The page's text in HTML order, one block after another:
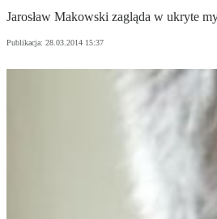
Jarosław Makowski zagląda w ukryte
Publikacja: 28.03.2014 15:37